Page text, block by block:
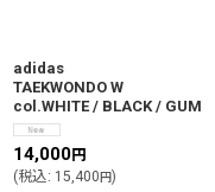
adidas
TAEKWONDO W
col.WHITE / BLACK / GUM
14,000円
(税込: 15,400円)